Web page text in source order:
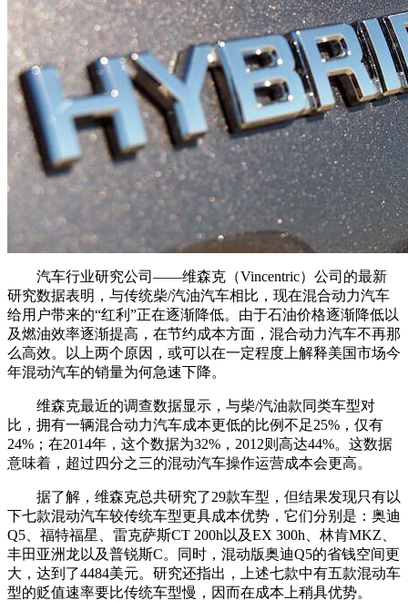
汽车行业研究公司——维森克（Vincentric）公司的最新
研究数据表明，与传统柴/汽油汽车相比，现在混合动力汽车
给用户带来的“红利”正在逐渐降低。由于石油价格逐渐降低以
及燃油效率逐渐提高，在节约成本方面，混合动力汽车不再那
么高效。以上两个原因，或可以在一定程度上解释美国市场今
年混动汽车的销量为何急速下降。
维森克最近的调查数据显示，与柴/汽油款同类车型对
比，拥有一辆混合动力汽车成本更低的比例不足25%，仅有
24%；在2014年，这个数据为32%，2012则高达44%。这数据
意味着，超过四分之三的混动汽车操作运营成本会更高。
据了解，维森克总共研究了29款车型，但结果发现只有以
下七款混动汽车较传统车型更具成本优势，它们分别是：奥迪
Q5、福特福星、雷克萨斯CT 200h以及EX 300h、林肯MKZ、
丰田亚洲龙以及普锐斯C。同时，混动版奥迪Q5的省钱空间更
大，达到了4484美元。研究还指出，上述七款中有五款混动车
型的贬值速率要比传统车型慢，因而在成本上稍具优势。